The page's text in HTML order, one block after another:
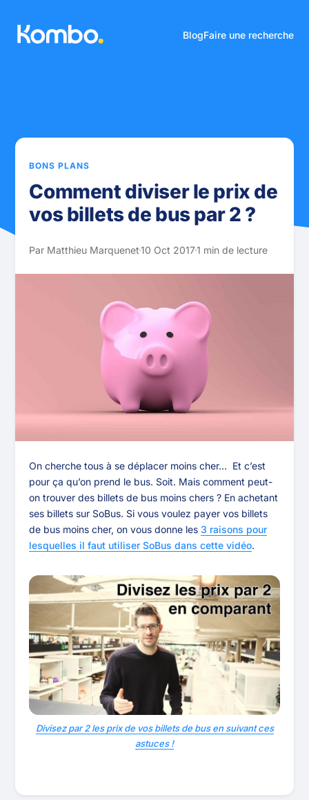
BlogFaire une recherche
BONS PLANS
Comment diviser le prix de
vos billets de bus par 2 ?
Par Matthieu Marquenet10 Oct 20171 min de lecture
On cherche tous à se déplacer moins cher… Et c’est
pour ça qu’on prend le bus. Soit. Mais comment peut-
on trouver des billets de bus moins chers ? En achetant
ses billets sur SoBus. Si vous voulez payer vos billets
de bus moins cher, on vous donne les 3 raisons pour
lesquelles il faut utiliser SoBus dans cette vidéo.
Divisez par 2 les prix de vos billets de bus en suivant ces
astuces !